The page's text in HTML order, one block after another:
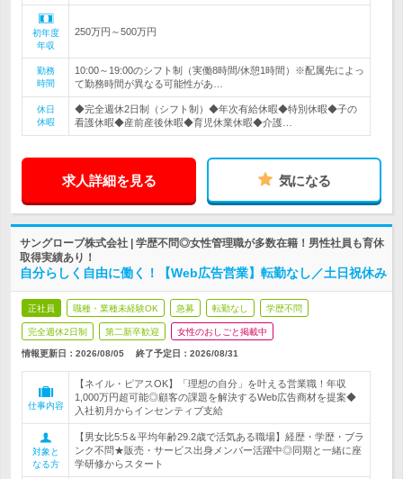
初年度
年収
250万円～500万円
勤務
時間
10:00～19:00のシフト制（実働8時間/休憩1時間）※配属先によっ
て勤務時間が異なる可能性があ…
休日
休暇
◆完全週休2日制（シフト制）◆年次有給休暇◆特別休暇◆子の
看護休暇◆産前産後休暇◆育児休業休暇◆介護…
求人詳細を見る 気になる
サングローブ株式会社 | 学歴不問◎女性管理職が多数在籍！男性社員も育休
取得実績あり！
自分らしく自由に働く！【Web広告営業】転勤なし／土日祝休み
正社員 職種・業種未経験OK 急募 転勤なし 学歴不問
完全週休2日制 第二新卒歓迎 女性のおしごと掲載中
情報更新日：2026/08/05 終了予定日： 2026/08/31
仕事内容
【ネイル・ピアスOK】「理想の自分」を叶える営業職！年収
1,000万円超可能◎顧客の課題を解決するWeb広告商材を提案◆
入社初月からインセンティブ支給
対象と
なる方
【男女比5:5＆平均年齢29.2歳で活気ある職場】経歴・学歴・ブラ
ンク不問★販売・サービス出身メンバー活躍中◎同期と一緒に座
学研修からスタート